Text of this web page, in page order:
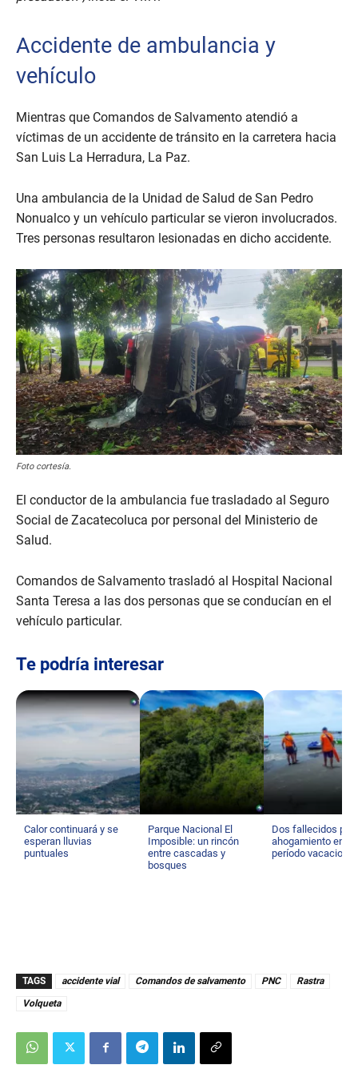
Accidente de ambulancia y
vehículo
Mientras que Comandos de Salvamento atendió a
víctimas de un accidente de tránsito en la carretera hacia
San Luis La Herradura, La Paz.
Una ambulancia de la Unidad de Salud de San Pedro
Nonualco y un vehículo particular se vieron involucrados.
Tres personas resultaron lesionadas en dicho accidente.
Foto cortesía.
El conductor de la ambulancia fue trasladado al Seguro
Social de Zacatecoluca por personal del Ministerio de
Salud.
Comandos de Salvamento trasladó al Hospital Nacional
Santa Teresa a las dos personas que se conducían en el
vehículo particular.
Te podría interesar
Calor continuará y se
esperan lluvias
puntuales
Parque Nacional El
Imposible: un rincón
entre cascadas y
bosques
Dos fallecidos por
ahogamiento en
período vacacional
TAGS accidente vial Comandos de salvamento PNC
Rastra
Volqueta